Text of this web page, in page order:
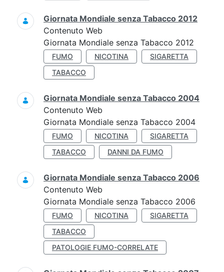
Giornata Mondiale senza Tabacco 2012
Contenuto Web
Giornata Mondiale senza Tabacco 2012
FUMO NICOTINA
SIGARETTA
TABACCO
Giornata Mondiale senza Tabacco 2004
Contenuto Web
Giornata Mondiale senza Tabacco 2004
FUMO NICOTINA
SIGARETTA
TABACCO
DANNI DA FUMO
Giornata Mondiale senza Tabacco 2006
Contenuto Web
Giornata Mondiale senza Tabacco 2006
FUMO NICOTINA
SIGARETTA
TABACCO
PATOLOGIE FUMO-CORRELATE